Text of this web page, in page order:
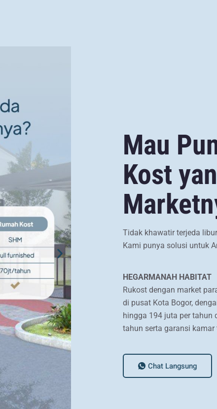
Mau
Kost
Tidak khawatir terjeda
Kami punya solusi untuk
HEGARMANAH HABITAT
Rukost dengan market
di pusat Kota Bogor,
hingga 194 juta per tahun
tahun serta garansi kamar
Chat Langsung